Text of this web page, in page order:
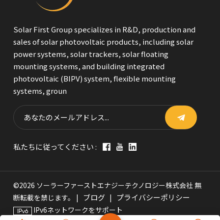
Solar First Group specializes in R&D, production and
sales of solar photovoltaic products, including solar
power systems, solar trackers, solar floating
mounting systems, and building integrated
photovoltaic (BIPV) system, flexible mounting
systems, groun
私たちに従ってください :
©2026 ソーラーファーストエナジーテクノロジー株式会社 無
断転載を禁じます。 |
ブログ プライバシーポリシー
IPv6ネットワークをサポート